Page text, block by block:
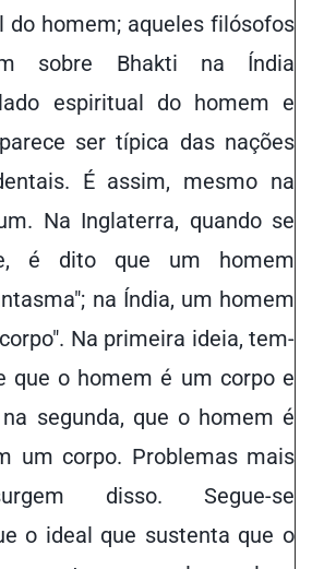
do homem; aqueles filósofos
sobre Bhakti na Índia
espiritual do homem e
ser típica das nações
É assim, mesmo na
Na Inglaterra, quando se
é dito que um homem
na Índia, um homem
Na primeira ideia, tem-
que o homem é um corpo e
na segunda, que o homem é
um corpo. Problemas mais
disso. Segue-se
o ideal que sustenta que o